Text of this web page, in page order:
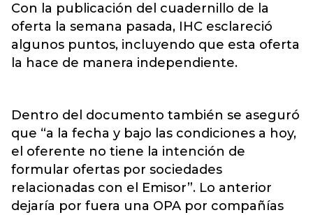
Con la publicación del cuadernillo de la
oferta la semana pasada, IHC esclareció
algunos puntos, incluyendo que esta oferta
la hace de manera independiente.
Dentro del documento también se aseguró
que “a la fecha y bajo las condiciones a hoy,
el oferente no tiene la intención de
formular ofertas por sociedades
relacionadas con el Emisor”. Lo anterior
dejaría por fuera una OPA por compañías